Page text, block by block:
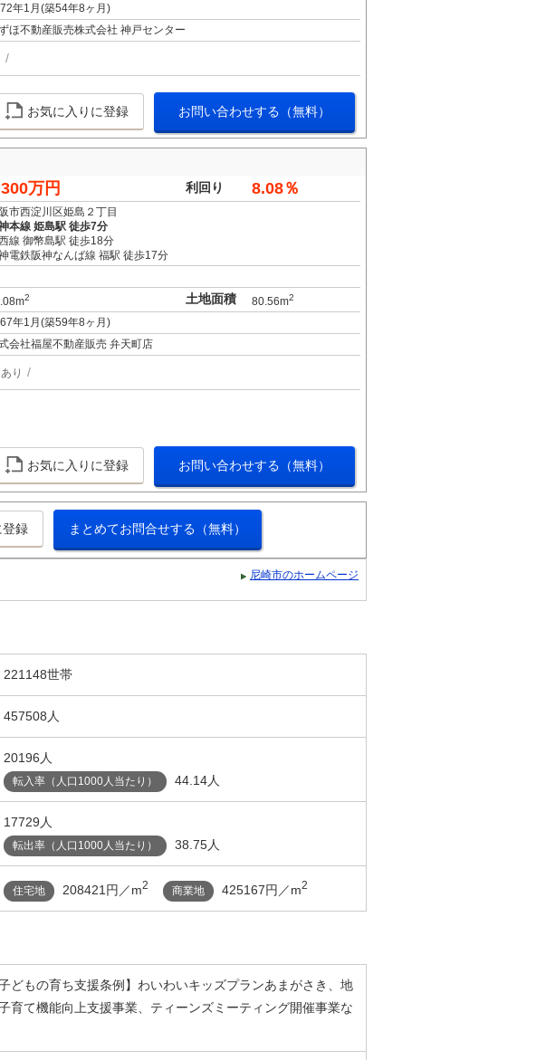
年1月(築54年8ヶ月)
ほ不動産販売株式会社 神戸センター
お気に入りに登録 お問い合わせする（無料）
万円 利回り 8.08％
市西淀川区姫島２丁目
本線 姫島駅 徒歩7分
線 御幣島駅 徒歩18分
電鉄阪神なんば線 福駅 徒歩17分
2 土地面積 80.56m2
年1月(築59年8ヶ月)
会社福屋不動産販売 弁天町店
り
お気に入りに登録 お問い合わせする（無料）
登録 まとめてお問合せする（無料）
尼崎市のホームページ
221148世帯
457508人
20196人
転入率（人口1000人当たり） 44.14人
17729人
転出率（人口1000人当たり） 38.75人
住宅地 208421円／m2 商業地 425167円／m2
子どもの育ち支援条例】わいわいキッズプランあまがさき、地
育て機能向上支援事業、ティーンズミーティング開催事業な